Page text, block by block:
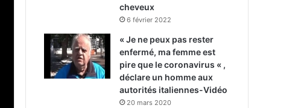
cheveux
6 février 2022
« Je ne peux pas rester
enfermé, ma femme est
pire que le coronavirus « ,
déclare un homme aux
autorités italiennes-Vidéo
20 mars 2020